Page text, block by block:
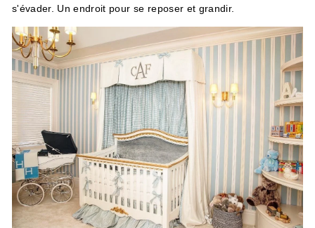
s'évader. Un endroit pour se reposer et grandir.